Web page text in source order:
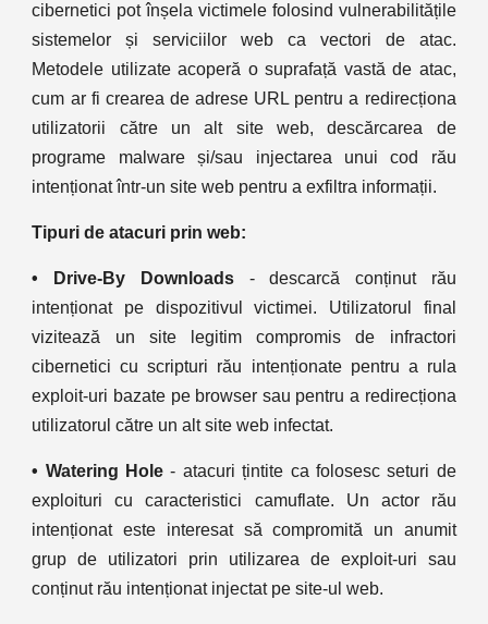
cibernetici pot înșela victimele folosind vulnerabilitățile
sistemelor și serviciilor web ca vectori de atac.
Metodele utilizate acoperă o suprafață vastă de atac,
cum ar fi crearea de adrese URL pentru a redirecționa
utilizatorii către un alt site web, descărcarea de
programe malware și/sau injectarea unui cod rău
intenționat într-un site web pentru a exfiltra informații.
Tipuri de atacuri prin web:
• Drive-By Downloads- descarcă conținut rău
intenționat pe dispozitivul victimei. Utilizatorul final
vizitează un site legitim compromis de infractori
cibernetici cu scripturi rău intenționate pentru a rula
exploit-uri bazate pe browser sau pentru a redirecționa
utilizatorul către un alt site web infectat.
• Watering Hole - atacuri țintite ca folosesc seturi de
exploituri cu caracteristici camuflate. Un actor rău
intenționat este interesat să compromită un anumit
grup de utilizatori prin utilizarea de exploit-uri sau
conținut rău intenționat injectat pe site-ul web.